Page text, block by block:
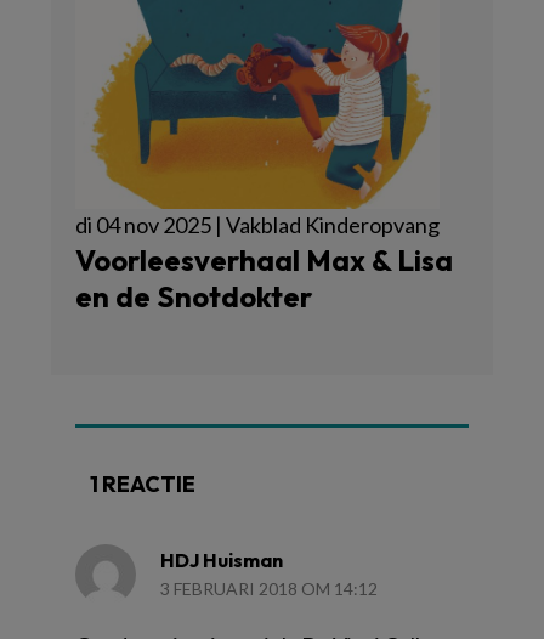
di 04 nov 2025 | Vakblad Kinderopvang
Voorleesverhaal Max & Lisa
en de Snotdokter
1 REACTIE
HDJ Huisman
3 FEBRUARI 2018 OM 14:12